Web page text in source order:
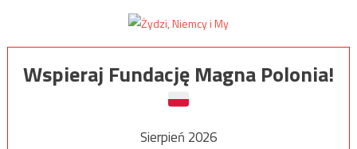
Wspieraj Fundację Magna Polonia!
Sierpień 2026